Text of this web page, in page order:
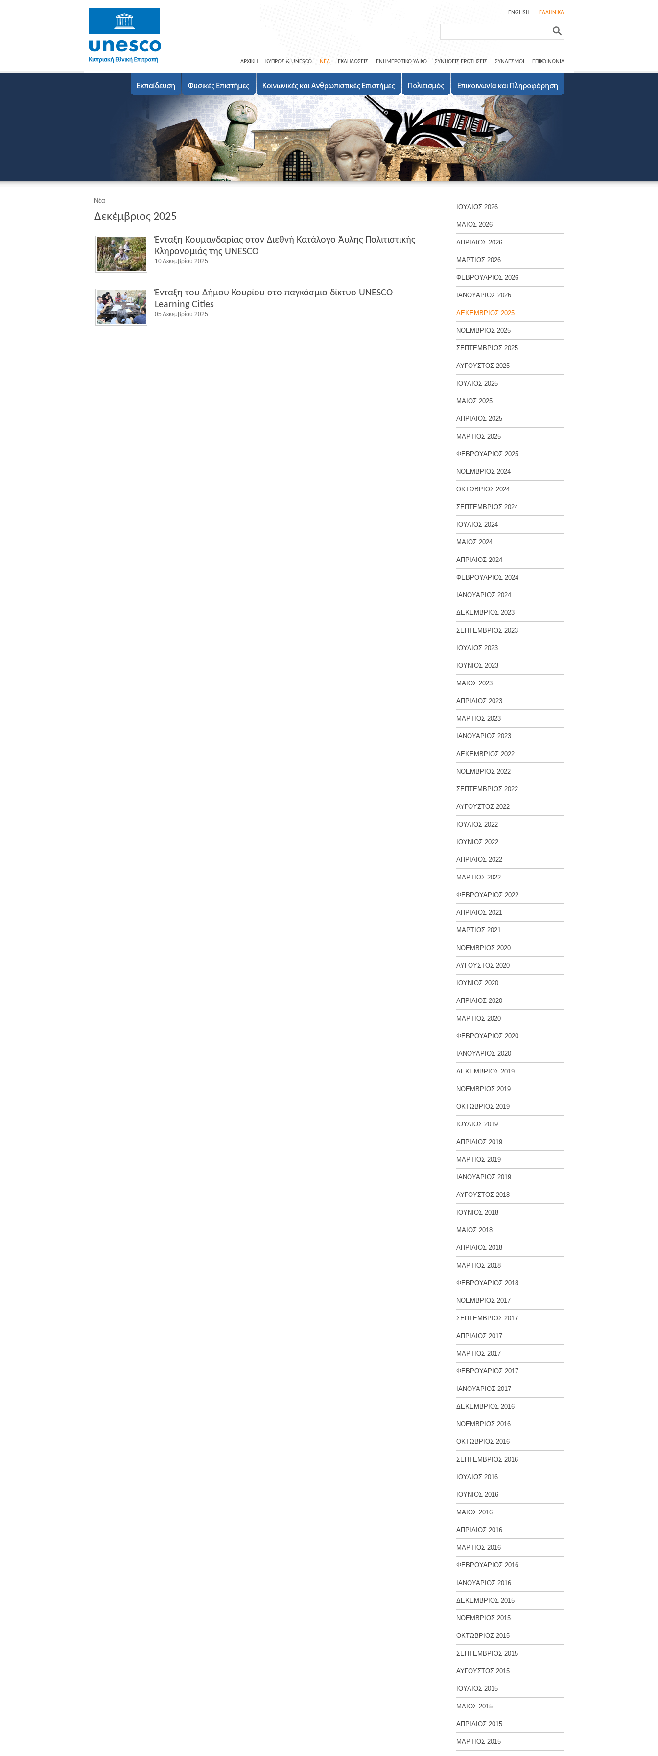
ENGLISH ΕΛΛΗΝΙΚΑ
ΑΡΧΙΚΗ ΚΥΠΡΟΣ & UNESCO ΝΕΑ ΕΚΔΗΛΩΣΕΙΣ ΕΝΗΜΕΡΩΤΙΚΟ ΥΛΙΚΟ ΣΥΝΗΘΕΙΣ ΕΡΩΤΗΣΕΙΣ ΣΥΝΔΕΣΜΟΙ ΕΠΙΚΟΙΝΩΝΙΑ
ΙΟΥΛΙΟΣ 2026
ΜΑΙΟΣ 2026
ΑΠΡΙΛΙΟΣ 2026
ΜΑΡΤΙΟΣ 2026
ΦΕΒΡΟΥΑΡΙΟΣ 2026
ΙΑΝΟΥΑΡΙΟΣ 2026
ΔΕΚΕΜΒΡΙΟΣ 2025
ΝΟΕΜΒΡΙΟΣ 2025
ΣΕΠΤΕΜΒΡΙΟΣ 2025
ΑΥΓΟΥΣΤΟΣ 2025
ΙΟΥΛΙΟΣ 2025
ΜΑΙΟΣ 2025
ΑΠΡΙΛΙΟΣ 2025
ΜΑΡΤΙΟΣ 2025
ΦΕΒΡΟΥΑΡΙΟΣ 2025
ΝΟΕΜΒΡΙΟΣ 2024
ΟΚΤΩΒΡΙΟΣ 2024
ΣΕΠΤΕΜΒΡΙΟΣ 2024
ΙΟΥΛΙΟΣ 2024
ΜΑΙΟΣ 2024
ΑΠΡΙΛΙΟΣ 2024
ΦΕΒΡΟΥΑΡΙΟΣ 2024
ΙΑΝΟΥΑΡΙΟΣ 2024
ΔΕΚΕΜΒΡΙΟΣ 2023
ΣΕΠΤΕΜΒΡΙΟΣ 2023
ΙΟΥΛΙΟΣ 2023
ΙΟΥΝΙΟΣ 2023
ΜΑΙΟΣ 2023
ΑΠΡΙΛΙΟΣ 2023
ΜΑΡΤΙΟΣ 2023
ΙΑΝΟΥΑΡΙΟΣ 2023
ΔΕΚΕΜΒΡΙΟΣ 2022
ΝΟΕΜΒΡΙΟΣ 2022
ΣΕΠΤΕΜΒΡΙΟΣ 2022
ΑΥΓΟΥΣΤΟΣ 2022
ΙΟΥΛΙΟΣ 2022
ΙΟΥΝΙΟΣ 2022
ΑΠΡΙΛΙΟΣ 2022
ΜΑΡΤΙΟΣ 2022
ΦΕΒΡΟΥΑΡΙΟΣ 2022
ΑΠΡΙΛΙΟΣ 2021
ΜΑΡΤΙΟΣ 2021
ΝΟΕΜΒΡΙΟΣ 2020
ΑΥΓΟΥΣΤΟΣ 2020
ΙΟΥΝΙΟΣ 2020
ΑΠΡΙΛΙΟΣ 2020
ΜΑΡΤΙΟΣ 2020
ΦΕΒΡΟΥΑΡΙΟΣ 2020
ΙΑΝΟΥΑΡΙΟΣ 2020
ΔΕΚΕΜΒΡΙΟΣ 2019
ΝΟΕΜΒΡΙΟΣ 2019
ΟΚΤΩΒΡΙΟΣ 2019
ΙΟΥΛΙΟΣ 2019
ΑΠΡΙΛΙΟΣ 2019
ΜΑΡΤΙΟΣ 2019
ΙΑΝΟΥΑΡΙΟΣ 2019
ΑΥΓΟΥΣΤΟΣ 2018
ΙΟΥΝΙΟΣ 2018
ΜΑΙΟΣ 2018
ΑΠΡΙΛΙΟΣ 2018
ΜΑΡΤΙΟΣ 2018
ΦΕΒΡΟΥΑΡΙΟΣ 2018
ΝΟΕΜΒΡΙΟΣ 2017
ΣΕΠΤΕΜΒΡΙΟΣ 2017
ΑΠΡΙΛΙΟΣ 2017
ΜΑΡΤΙΟΣ 2017
ΦΕΒΡΟΥΑΡΙΟΣ 2017
ΙΑΝΟΥΑΡΙΟΣ 2017
ΔΕΚΕΜΒΡΙΟΣ 2016
ΝΟΕΜΒΡΙΟΣ 2016
ΟΚΤΩΒΡΙΟΣ 2016
ΣΕΠΤΕΜΒΡΙΟΣ 2016
ΙΟΥΛΙΟΣ 2016
ΙΟΥΝΙΟΣ 2016
ΜΑΙΟΣ 2016
ΑΠΡΙΛΙΟΣ 2016
ΜΑΡΤΙΟΣ 2016
ΦΕΒΡΟΥΑΡΙΟΣ 2016
ΙΑΝΟΥΑΡΙΟΣ 2016
ΔΕΚΕΜΒΡΙΟΣ 2015
ΝΟΕΜΒΡΙΟΣ 2015
ΟΚΤΩΒΡΙΟΣ 2015
ΣΕΠΤΕΜΒΡΙΟΣ 2015
ΑΥΓΟΥΣΤΟΣ 2015
ΙΟΥΛΙΟΣ 2015
ΜΑΙΟΣ 2015
ΑΠΡΙΛΙΟΣ 2015
ΜΑΡΤΙΟΣ 2015
Νέα
Δεκέμβριος 2025
Ένταξη Kουμανδαρίας στον Διεθνή Κατάλογο Άυλης Πολιτιστικής
Κληρονομιάς της UNESCO
10 Δεκεμβρίου 2025
Ένταξη του Δήμου Κουρίου στο παγκόσμιο δίκτυο UNESCO
Learning Cities
05 Δεκεμβρίου 2025